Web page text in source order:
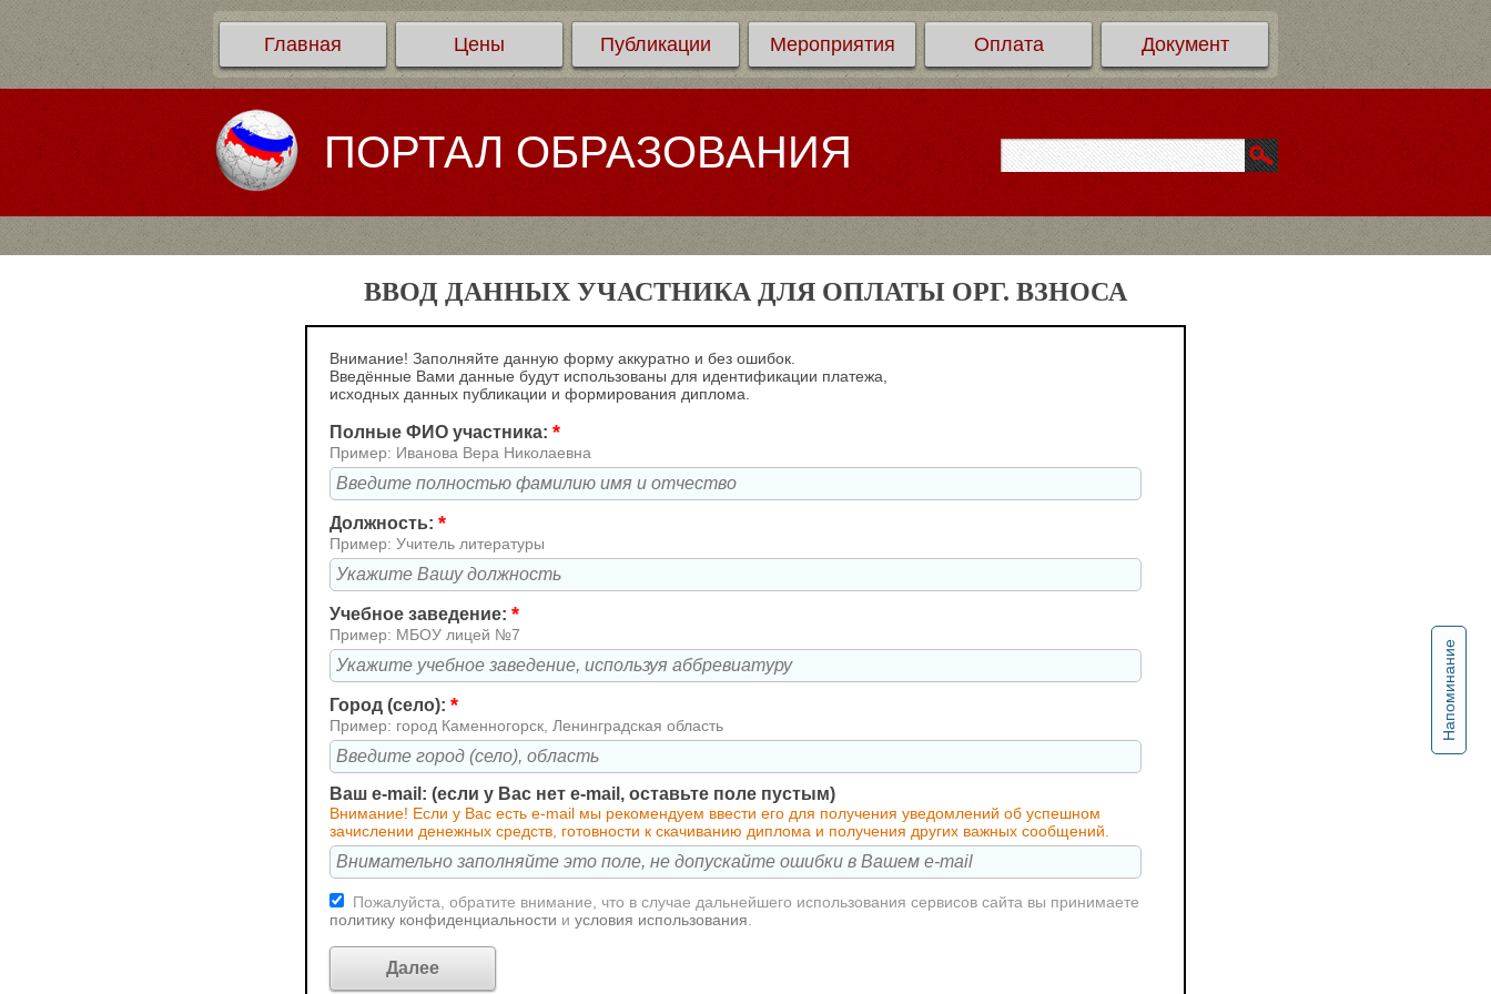
Главная Цены Публикации Мероприятия Оплата Документ
ПОРТАЛ ОБРАЗОВАНИЯ
Напоминание
ВВОД ДАННЫХ УЧАСТНИКА ДЛЯ ОПЛАТЫ ОРГ. ВЗНОСА
Внимание! Заполняйте данную форму аккуратно и без ошибок.
Введённые Вами данные будут использованы для идентификации платежа,
исходных данных публикации и формирования диплома.
Полные ФИО участника: *
Пример: Иванова Вера Николаевна
Должность: *
Пример: Учитель литературы
Учебное заведение: *
Пример: МБОУ лицей №7
Город (село): *
Пример: город Каменногорск, Ленинградская область
Ваш e-mail: (если у Вас нет e-mail, оставьте поле пустым)
Внимание! Если у Вас есть e-mail мы рекомендуем ввести его для получения уведомлений об успешном
зачислении денежных средств, готовности к скачиванию диплома и получения других важных сообщений.
Пожалуйста, обратите внимание, что в случае дальнейшего использования сервисов сайта вы принимаете
политику конфиденциальности и условия использования